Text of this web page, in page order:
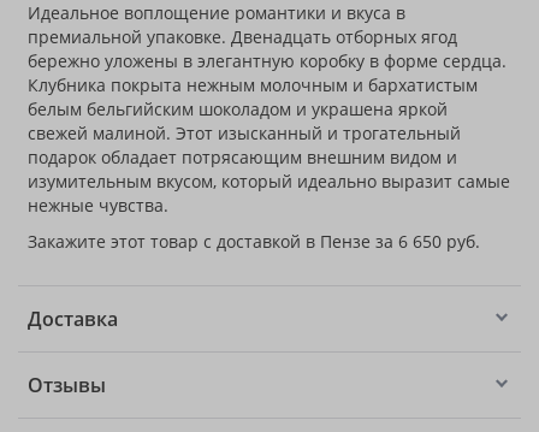
Идеальное воплощение романтики и вкуса в
премиальной упаковке. Двенадцать отборных ягод
бережно уложены в элегантную коробку в форме сердца.
Клубника покрыта нежным молочным и бархатистым
белым бельгийским шоколадом и украшена яркой
свежей малиной. Этот изысканный и трогательный
подарок обладает потрясающим внешним видом и
изумительным вкусом, который идеально выразит самые
нежные чувства.
Закажите этот товар с доставкой в Пензе за 6 650 руб.
Доставка
Отзывы